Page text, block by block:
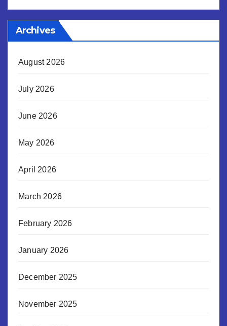
Archives
August 2026
July 2026
June 2026
May 2026
April 2026
March 2026
February 2026
January 2026
December 2025
November 2025